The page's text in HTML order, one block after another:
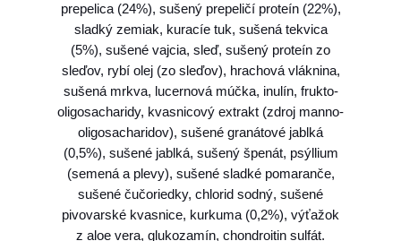
n
a
N
&
D
d
o
g
P
U
M
prepelica (24%), sušený prepeličí proteín (22%),
sladký zemiak, kuracíe tuk, sušená tekvica
(5%), sušené vajcia, sleď, sušený proteín zo
sleďov, rybí olej (zo sleďov), hrachová vláknina,
sušená mrkva, lucernová múčka, inulín, frukto-
oligosacharidy, kvasnicový extrakt (zdroj manno-
oligosacharidov), sušené granátové jablká
(0,5%), sušené jablká, sušený špenát, psýllium
(semená a plevy), sušené sladké pomaranče,
sušené čučoriedky, chlorid sodný, sušené
pivovarské kvasnice, kurkuma (0,2%), výťažok
z aloe vera, glukozamín, chondroitin sulfát.